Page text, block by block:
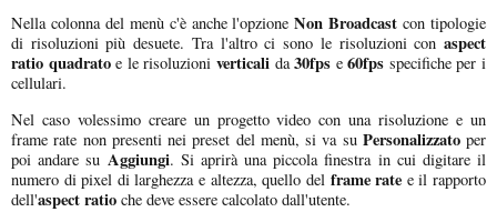
Nella colonna del menù c'è anche l'opzioneNon Broadcast con tipologie
di risoluzioni più desuete. Tra l'altro ci sono le risoluzioni con aspect
ratio quadratoe le risoluzioni verticalida30fps e60fps specifiche per i
cellulari.
Nel caso volessimo creare un progetto video con una risoluzione e un
frame rate non presenti nei preset del menù, si va su Personalizzatoper
poi andare su Aggiungi. Si aprirà una piccola finestra in cui digitare il
numero di pixel di larghezza e altezza, quello del frame rate e il rapporto
dell'aspect ratio che deve essere calcolato dall'utente.